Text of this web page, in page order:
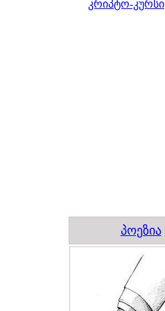
კრიპტო-კურსი
პოეზია